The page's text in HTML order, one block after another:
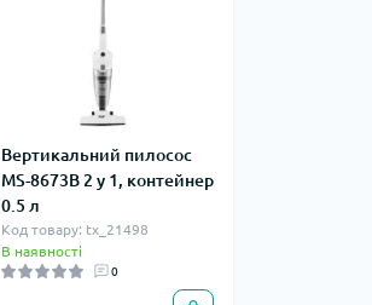
Вертикальний пилосос
MS-8673B 2 у 1, контейнер
0.5 л
Код товару: tx_21498
В наявності
0